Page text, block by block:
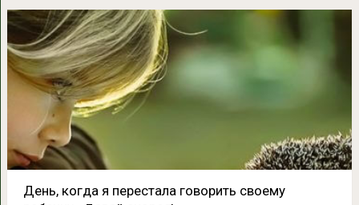
День, когда я перестала говорить своему